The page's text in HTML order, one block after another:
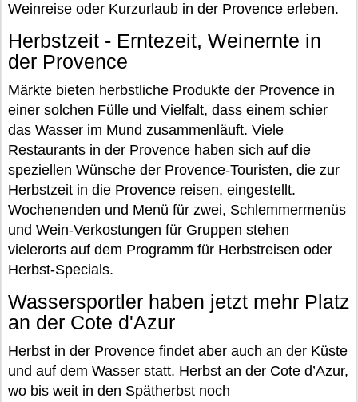
Weinreise oder Kurzurlaub in der Provence erleben.
Herbstzeit - Erntezeit, Weinernte in
der Provence
Märkte bieten herbstliche Produkte der Provence in
einer solchen Fülle und Vielfalt, dass einem schier
das Wasser im Mund zusammenläuft. Viele
Restaurants in der Provence haben sich auf die
speziellen Wünsche der Provence-Touristen, die zur
Herbstzeit in die Provence reisen, eingestellt.
Wochenenden und Menü für zwei, Schlemmermenüs
und Wein-Verkostungen für Gruppen stehen
vielerorts auf dem Programm für Herbstreisen oder
Herbst-Specials.
Wassersportler haben jetzt mehr Platz
an der Cote d'Azur
Herbst in der Provence findet aber auch an der Küste
und auf dem Wasser statt. Herbst an der Cote d’Azur,
wo bis weit in den Spätherbst noch